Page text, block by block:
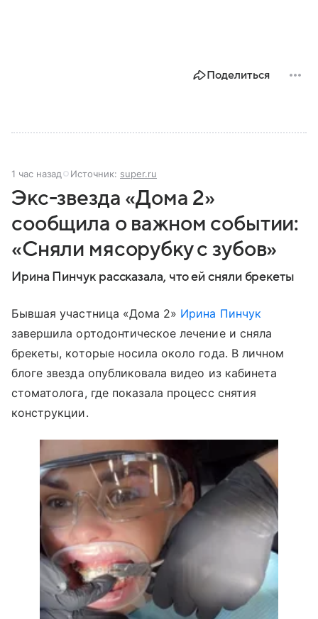
Поделиться
1 час назад Источник: super.ru
Экс-звезда «Дома 2»
сообщила о важном событии:
«Сняли мясорубку с зубов»
Ирина Пинчук рассказала, что ей сняли брекеты
Бывшая участница «Дома 2» Ирина Пинчук
завершила ортодонтическое лечение и сняла
брекеты, которые носила около года. В личном
блоге звезда опубликовала видео из кабинета
стоматолога, где показала процесс снятия
конструкции.